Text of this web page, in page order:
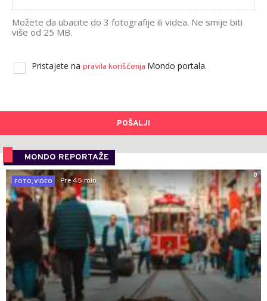
Možete da ubacite do 3 fotografije ili videa. Ne smije biti
više od 25 MB.
Pristajete na pravila korišćenja Mondo portala.
POŠALJI
MONDO REPORTAŽE
0
FOTO, VIDEO
Pre 45 min